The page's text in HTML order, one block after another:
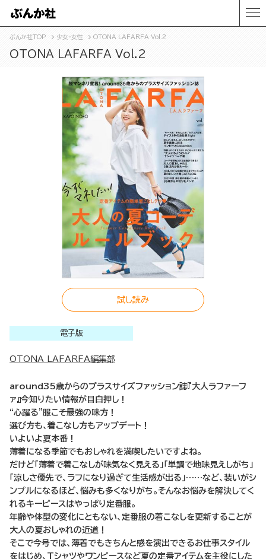
ぶんか社TOP 少女・女性 OTONA LAFARFA Vol.2
OTONA LAFARFA Vol.2
試し読み
電子版
OTONA LAFARFA編集部
around35歳からのプラスサイズファッション誌『大人ラファーフ
ァ』今知りたい情報が目白押し！
“心躍る”服こそ最強の味方！
選び方も、着こなし方もアップデート！
いよいよ夏本番！
薄着になる季節でもおしゃれを満喫したいですよね。
だけど「薄着で着こなしが味気なく見える」「単調で地味見えしがち」
「涼しさ優先で、ラフになり過ぎて生活感が出る」……など、装いがシ
ンプルになるほど、悩みも多くなりがち。そんなお悩みを解決してく
れるキーピースはやっぱり定番服。
年齢や体型の変化にともない、定番服の着こなしを更新することが
大人の夏おしゃれの近道！
そこで今号では、薄着でもきちんと感を演出できるお仕事スタイル
をはじめ、Tシャツやワンピースなど夏の定番アイテムを主役にした